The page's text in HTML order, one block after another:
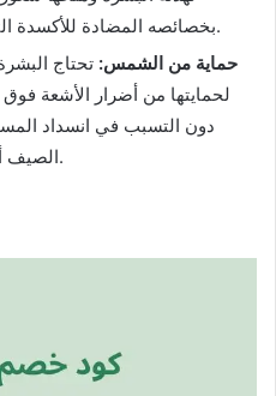
بخصائصه المضادة للأكسدة التي تحمي البشرة من التهيج.
حماية من الشمس: تحتاج
دون التسبب في انسداد
الصيف أو للخروج قبل وضع المكياج.